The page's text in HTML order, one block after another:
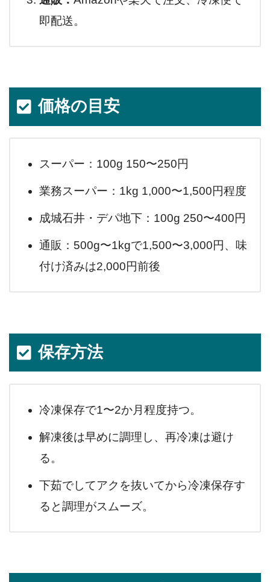
即配送。
価格の目安
スーパー：100g 150〜250円
業務スーパー：1kg 1,000〜1,500円程度
成城石井・デパ地下：100g 250〜400円
通販：500g〜1kgで1,500〜3,000円、味
付け済みは2,000円前後
保存方法
冷凍保存で1〜2か月程度持つ。
解凍後は早めに調理し、再冷凍は避け
る。
下茹でしてアクを抜いてから冷凍保存す
ると調理がスムーズ。